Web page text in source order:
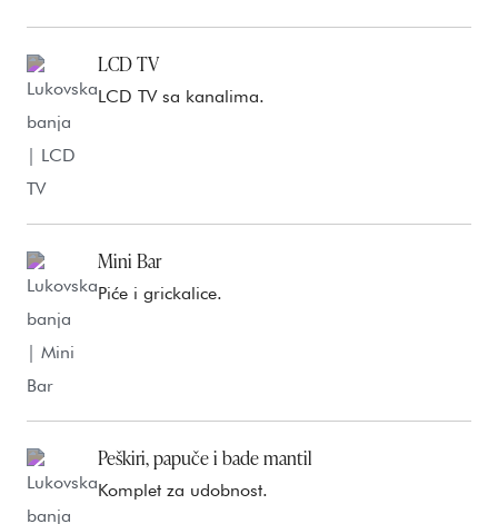
LCD TV
LCD TV sa kanalima.
Mini Bar
Piće i grickalice.
Peškiri, papuče i bade mantil
Komplet za udobnost.